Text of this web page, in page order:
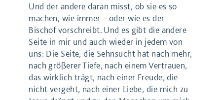
Und der andere daran misst, ob sie es so
machen, wie immer – oder wie es der
Bischof vorschreibt. Und es gibt die andere
Seite in mir und auch wieder in jedem von
uns: Die Seite, die Sehnsucht hat nach mehr,
nach größerer Tiefe, nach einem Vertrauen,
das wirklich trägt, nach einer Freude, die
nicht vergeht, nach einer Liebe, die mich zu